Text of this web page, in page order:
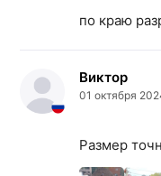
по краю
Виктор
01 октября
Размер